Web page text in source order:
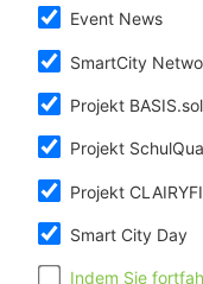
Event News
SmartCity
Projekt
Projekt
Projekt CLAIRYFI
Smart City Day
Indem Sie